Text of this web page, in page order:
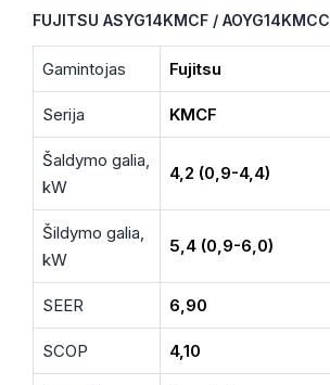
FUJITSU ASYG14KMCF / AOYG14KMCC
Gamintojas Fujitsu
Serija KMCF
Šaldymo galia,
kW
4,2 (0,9-4,4)
Šildymo galia,
kW
5,4 (0,9-6,0)
SEER 6,90
SCOP 4,10